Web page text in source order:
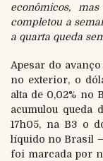
econômicos,
completou a
a quarta queda
Apesar do
no exterior, o
alta de 0,02% no
acumulou queda
17h05, na B3 o
líquido no Brasil —
foi marcada por